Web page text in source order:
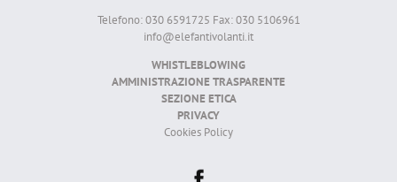
Telefono: 030 6591725 Fax: 030 5106961
info@elefantivolanti.it
WHISTLEBLOWING
AMMINISTRAZIONE TRASPARENTE
SEZIONE ETICA
PRIVACY
Cookies Policy